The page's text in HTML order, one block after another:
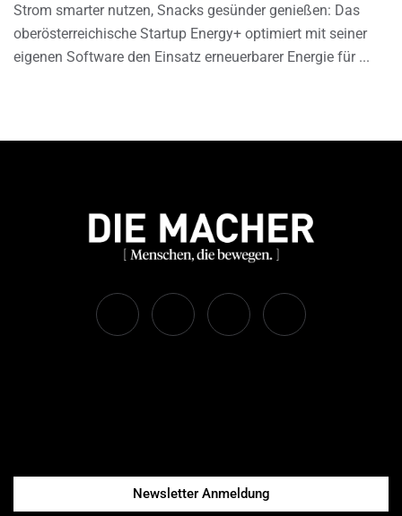
Strom smarter nutzen, Snacks gesünder genießen: Das
oberösterreichische Startup Energy+ optimiert mit seiner
eigenen Software den Einsatz erneuerbarer Energie für
Newsletter Anmeldung